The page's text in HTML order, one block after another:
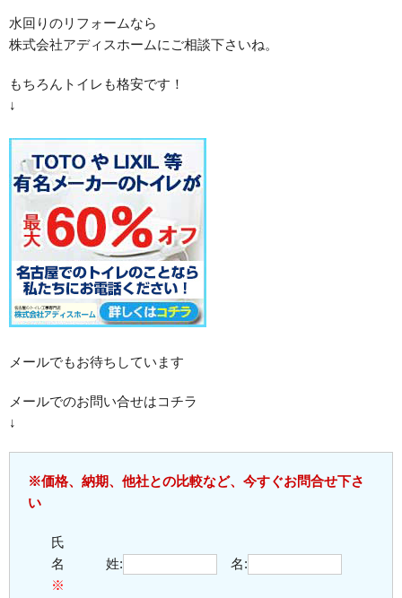
水回りのリフォームなら
株式会社アディスホームにご相談下さいね。
もちろんトイレも格安です！
↓
メールでもお待ちしています
メールでのお問い合せはコチラ
↓
※価格、納期、他社との比較など、今すぐお問合せ下さ
い
氏
名
※
姓: 名: